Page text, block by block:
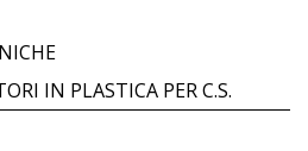
IN PLASTICA PER C.S.